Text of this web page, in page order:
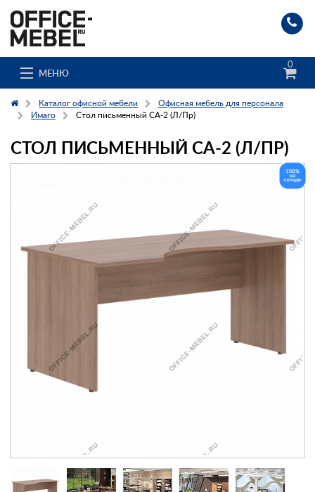
МЕНЮ
0
Каталог
Доставка и сборка
Гос. заказчикам
Заказать обратный звонок
Каталог офисной мебели
Офисная мебель для персонала
Имаго
Стол письменный СА-2 (Л/Пр)
СТОЛ ПИСЬМЕННЫЙ СА-2 (Л/ПР)